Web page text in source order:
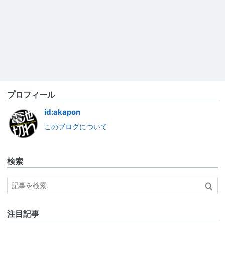
プロフィール
id:akapon
このブログについて
検索
注目記事